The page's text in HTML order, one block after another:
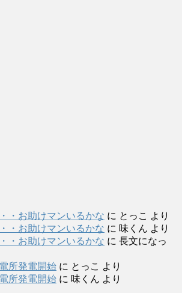
・お助けマンいるかな に とっこ より
・お助けマンいるかな に 味くん より
・お助けマンいるかな に 長文になっ
所発電開始 に とっこ より
所発電開始 に 味くん より